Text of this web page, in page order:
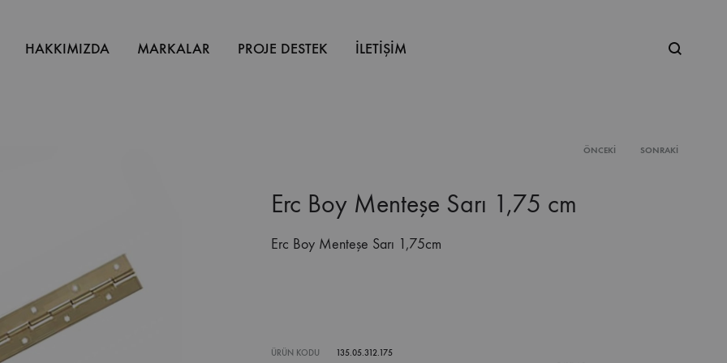
HAKKIMIZDA MARKALAR PROJE DESTEK İLETİŞİM
Ne
ÖNCEKI SONRAKI
Erc Boy Menteşe Sarı 1,75 cm
Erc Boy Menteşe Sarı 1,75cm
ÜRÜN KODU
135.05.312.175